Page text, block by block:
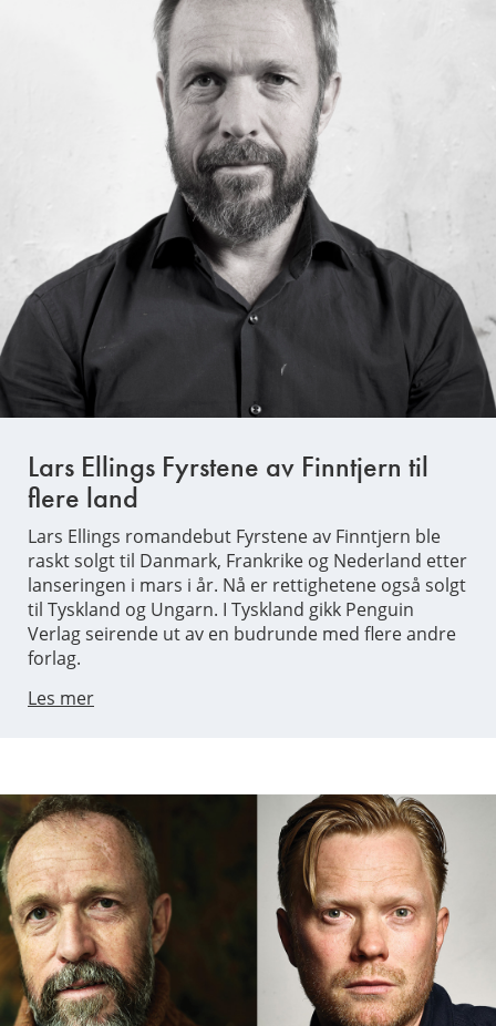
Lars Ellings Fyrstene av Finntjern til
flere land
Lars Ellings romandebut Fyrstene av Finntjern ble
raskt solgt til Danmark, Frankrike og Nederland etter
lanseringen i mars i år. Nå er rettighetene også solgt
til Tyskland og Ungarn. I Tyskland gikk Penguin
Verlag seirende ut av en budrunde med flere andre
forlag.
Les mer